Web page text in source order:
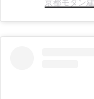
京都モダン